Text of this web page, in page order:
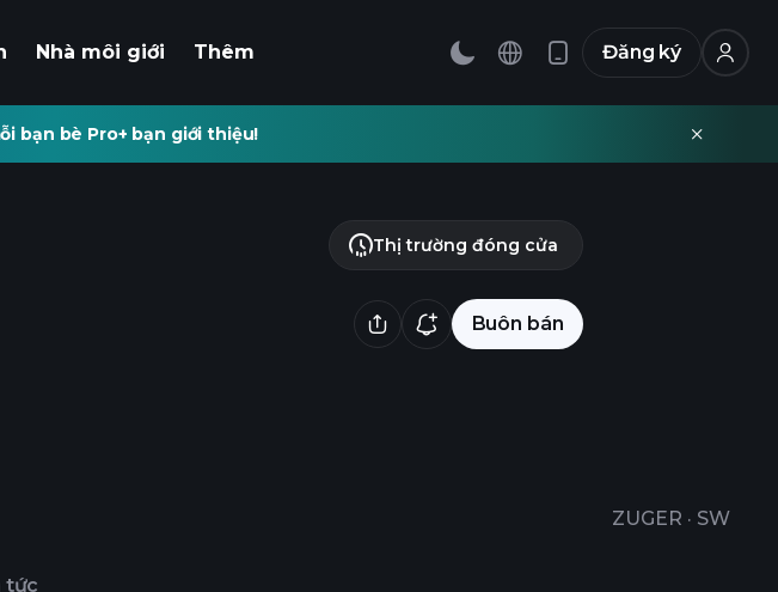
Nhà môi giới Thêm Đăng ký
bạn bè Pro+ bạn giới thiệu!
Buôn bán
ZUGER · SW
Thị trường đóng cửa
tức